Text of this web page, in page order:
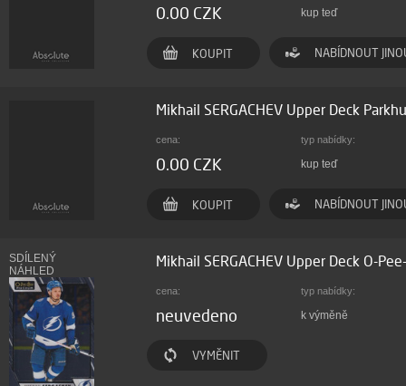
0.00 CZK kup teď
KOUPIT NABÍDNOUT
Mikhail SERGACHEV Upper Deck
cena: typ nabídky:
0.00 CZK kup teď
KOUPIT NABÍDNOUT
SDÍLENÝ
NÁHLED
Mikhail SERGACHEV Upper Deck O-
cena: typ nabídky:
neuvedeno k výměně
VYMĚNIT